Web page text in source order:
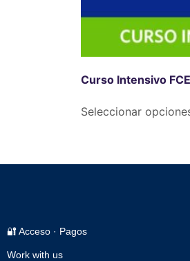
Curso Intensivo
Seleccionar
🔐 Acceso · Pagos
Work with us